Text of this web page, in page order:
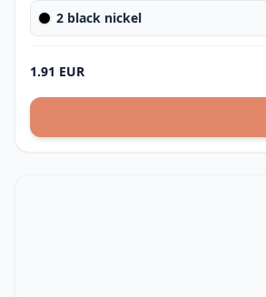
2 black nickel
1.91 EUR